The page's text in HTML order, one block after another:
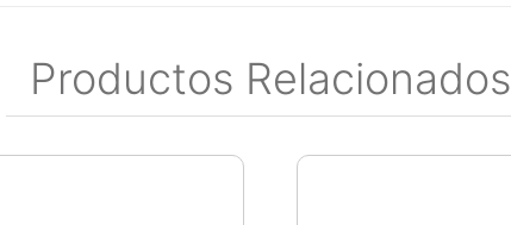
Productos Relacionados